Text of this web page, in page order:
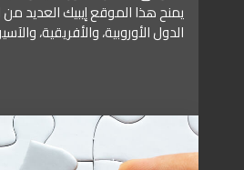
يمنح هذا الموقع إيبيك العديد من
الدول الأوروبية، والأفريقية،